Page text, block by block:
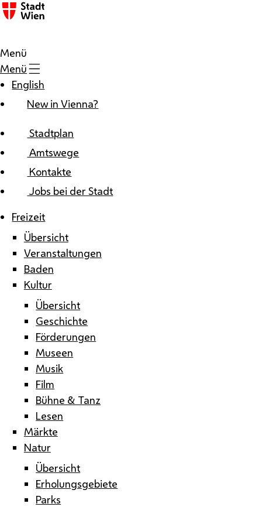
Zum Inhalt
Menü
Menü
English
New in Vienna?
Stadtplan
Amtswege
Kontakte
Jobs bei der Stadt
Freizeit
Übersicht
Veranstaltungen
Baden
Kultur
Übersicht
Geschichte
Förderungen
Museen
Musik
Film
Bühne & Tanz
Lesen
Märkte
Natur
Übersicht
Erholungsgebiete
Parks